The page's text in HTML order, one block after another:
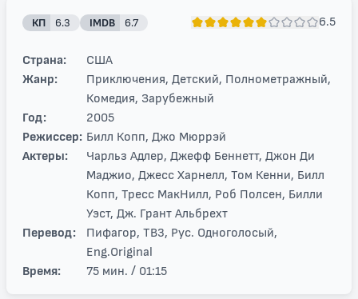
КП 6.3 IMDB 6.7 6.5
Страна:
США
Жанр:
Приключения, Детский, Полнометражный,
Комедия, Зарубежный
Год:
2005
Режиссер: Билл Копп, Джо Мюррэй
Актеры:
Чарльз Адлер, Джефф Беннетт, Джон Ди
Маджио, Джесс Харнелл, Том Кенни, Билл
Копп, Тресс МакНилл, Роб Полсен, Билли
Уэст, Дж. Грант Альбрехт
Перевод:
Пифагор, ТВ3, Рус. Одноголосый,
Eng.Original
Время:
75 мин. / 01:15